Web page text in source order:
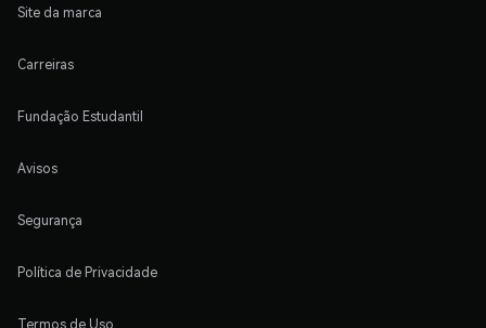
Site da marca
Carreiras
Fundação Estudantil
Avisos
Segurança
Política de Privacidade
Termos de Uso